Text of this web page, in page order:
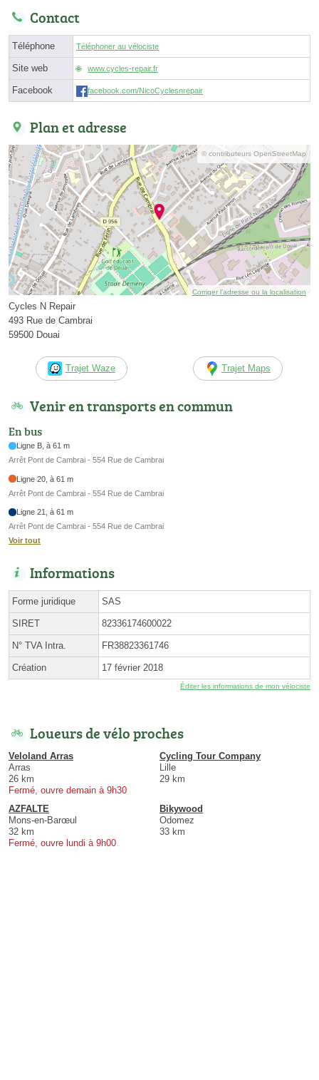
Contact
Téléphone Téléphoner au vélociste
Site web www.cycles-repair.fr
Facebook facebook.com/NicoCyclesnrepair
Plan et adresse
© contributeurs OpenStreetMap
Corriger l’adresse ou la localisation
Cycles N Repair
493 Rue de Cambrai
59500 Douai
Trajet Waze Trajet Maps
Venir en transports en commun
En bus
Ligne B, à 61 m
Arrêt Pont de Cambrai - 554 Rue de Cambrai
Ligne 20, à 61 m
Arrêt Pont de Cambrai - 554 Rue de Cambrai
Ligne 21, à 61 m
Arrêt Pont de Cambrai - 554 Rue de Cambrai
Voir tout
Informations
Forme juridique SAS
SIRET 82336174600022
N° TVA Intra. FR38823361746
Création 17 février 2018
Éditer les informations de mon vélociste
Loueurs de vélo proches
Veloland Arras
Arras
26 km
Fermé, ouvre demain à 9h30
Cycling Tour Company
Lille
29 km
AZFALTE
Mons-en-Barœul
32 km
Fermé, ouvre lundi à 9h00
Bikywood
Odomez
33 km